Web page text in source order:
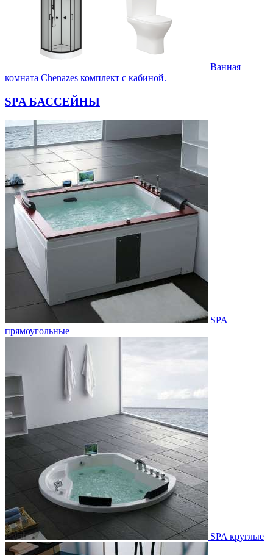
Ванная
комната Chenazes комплект с кабиной.
SPA БАССЕЙНЫ
SPA
прямоугольные
SPA круглые